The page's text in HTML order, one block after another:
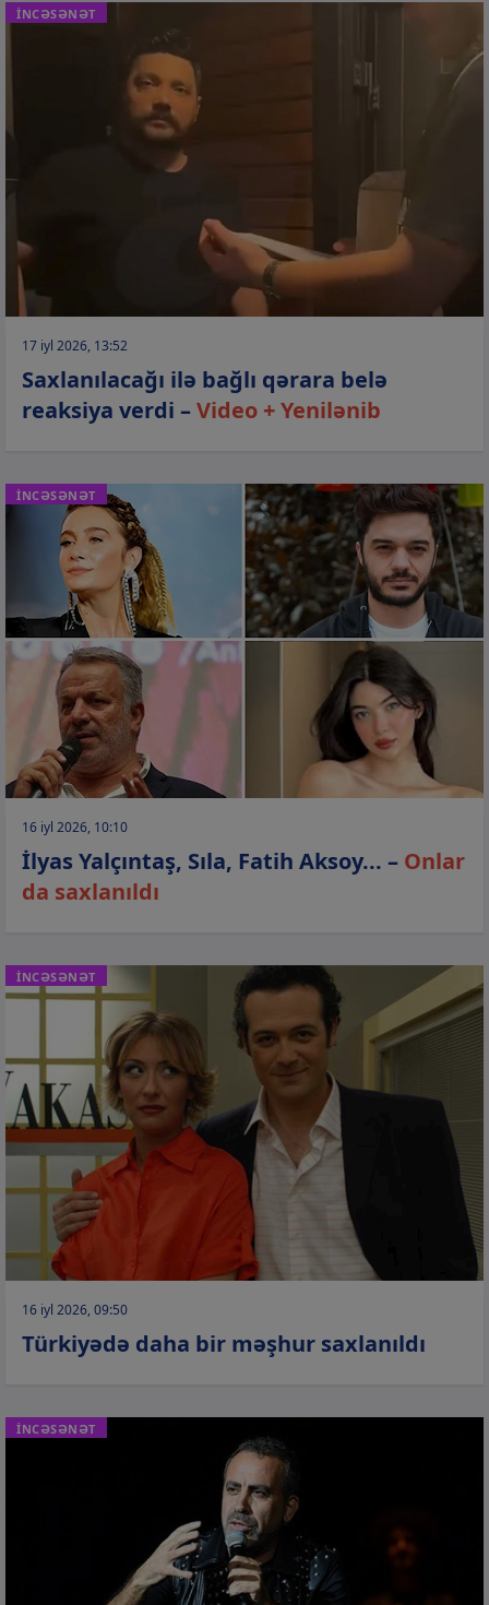
İNCƏSƏNƏT
17 iyl 2026, 13:52
Saxlanılacağı ilə bağlı qərara belə
reaksiya verdi –Video + Yenilənib
İNCƏSƏNƏT
16 iyl 2026, 10:10
İlyas Yalçıntaş, Sıla, Fatih Aksoy... – Onlar
da saxlanıldı
İNCƏSƏNƏT
16 iyl 2026, 09:50
Türkiyədə daha bir məşhur saxlanıldı
İNCƏSƏNƏT